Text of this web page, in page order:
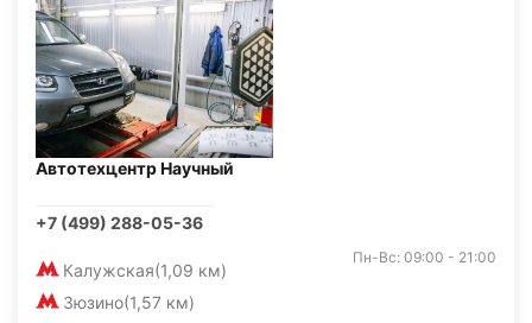
Автотехцентр Научный
+7 (499) 288-05-36
Калужская(1,09 км)
Зюзино(1,57 км)
Пн-Вс: 09:00 - 21:00